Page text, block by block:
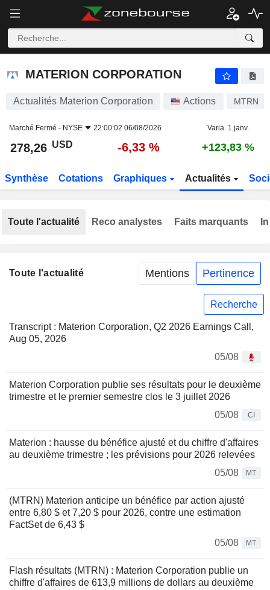
MATERION CORPORATION
MATERION CORPORATION
Actualités Materion Corporation Actions MTRN
Marché Fermé - NYSE 22:00:02 06/08/2026 Varia. 1 janv.
278,26 USD -6,33 % +123,83 %
Synthèse Cotations Graphiques Actualités
Toute l'actualité Mentions Pertinence
Recherche
Transcript : Materion Corporation, Q2 2026 Earnings Call,
Aug 05, 2026
05/08
Materion Corporation publie ses résultats pour le deuxième
trimestre et le premier semestre clos le 3 juillet 2026
05/08
CI
Materion : hausse du bénéfice ajusté et du chiffre d'affaires
au deuxième trimestre ; les prévisions pour 2026 relevées
05/08
MT
(MTRN) Materion anticipe un bénéfice par action ajusté
entre 6,80 $ et 7,20 $ pour 2026, contre une estimation
FactSet de 6,43 $
05/08
MT
Flash résultats (MTRN) : Materion Corporation publie un
chiffre d'affaires de 613,9 millions de dollars au deuxième
Toute l'actualité Reco analystes Faits marquants